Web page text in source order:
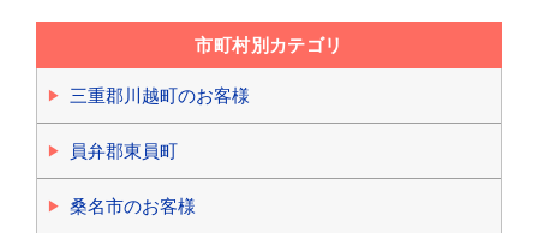
市町村別カテゴリ
三重郡川越町のお客様
員弁郡東員町
桑名市のお客様